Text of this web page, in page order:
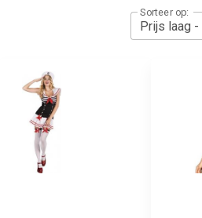
Sorteer op: